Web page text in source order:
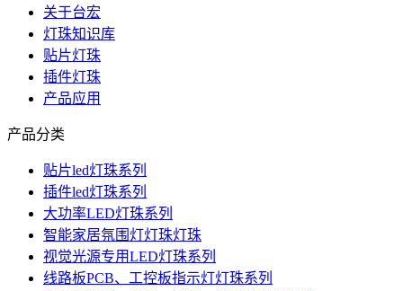
关于台宏
灯珠知识库
贴片灯珠
插件灯珠
产品应用
产品分类
贴片led灯珠系列
插件led灯珠系列
大功率LED灯珠系列
智能家居氛围灯灯珠灯珠
视觉光源专用LED灯珠系列
线路板PCB、工控板指示灯灯珠系列